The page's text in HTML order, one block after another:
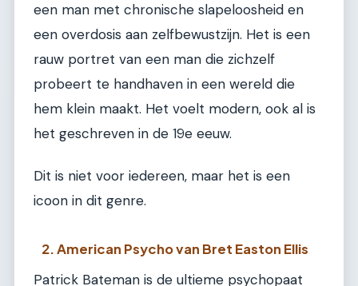
een man met chronische slapeloosheid en
een overdosis aan zelfbewustzijn. Het is een
rauw portret van een man die zichzelf
probeert te handhaven in een wereld die
hem klein maakt. Het voelt modern, ook al is
het geschreven in de 19e eeuw.
Dit is niet voor iedereen, maar het is een
icoon in dit genre.
2. American Psycho van Bret Easton Ellis
Patrick Bateman is de ultieme psychopaat